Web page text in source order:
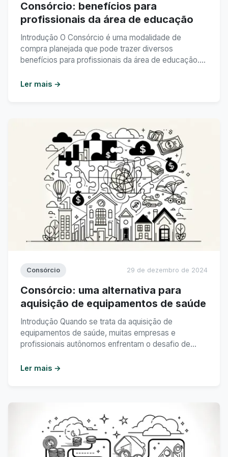
Consórcio: benefícios para
profissionais da área de educação
Introdução O Consórcio é uma modalidade de
compra planejada que pode trazer diversos
benefícios para profissionais da área de educação.
deslocamento até a escola, para reformar a casa
Ler mais →
Consórcio 29 de dezembro de 2024
Consórcio: uma alternativa para
aquisição de equipamentos de saúde
Introdução Quando se trata da aquisição de
equipamentos de saúde, muitas empresas e
profissionais autônomos enfrentam o desafio de
econômica. Nesse sentido, o consórcio surge como
Ler mais →